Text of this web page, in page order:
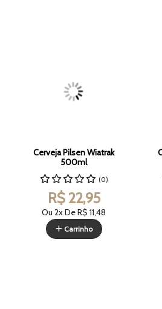
Cerveja Pilsen Wiatrak
500ml
(0)
R$ 22,95
Ou 2x DeR$ 11,48
Carrinho